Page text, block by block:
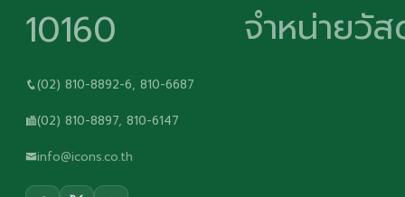
10160
(02) 810-8892-6, 810-6687
(02) 810-8897, 810-6147
info@icons.co.th
จำหน่ายวั